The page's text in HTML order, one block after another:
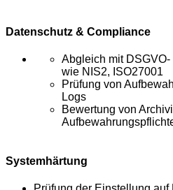
Datenschutz & Compliance
Abgleich mit
wie NIS2, ISO27001
Prüfung von
Logs
Bewertung von
Systemhärtung